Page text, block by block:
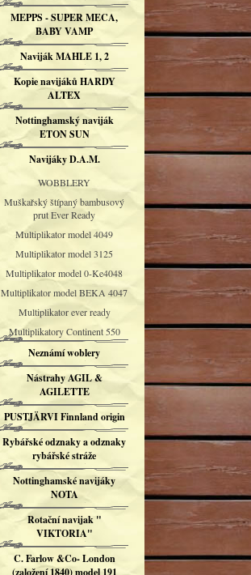
MEPPS - SUPER MECA,
BABY VAMP
Naviják MAHLE 1, 2
Kopie navijáků HARDY
ALTEX
Nottinghamský naviják
ETON SUN
Navijáky D.A.M.
WOBBLERY
Muškařský štípaný bambusový
prut Ever Ready
Multiplikator model 4049
Multiplikator model 3125
Multiplikator model 0-Ke4048
Multiplikator model BEKA 4047
Multiplikator ever ready
Multiplikatory Continent 550
Neznámí woblery
Nástrahy AGIL &
AGILETTE
PUSTJÄRVI Finnland origin
Rybářské odznaky a odznaky
rybářské stráže
Nottinghamské navijáky
NOTA
Rotační navijak "
VIKTORIA"
C. Farlow &Co- London
(založení 1840) model 191